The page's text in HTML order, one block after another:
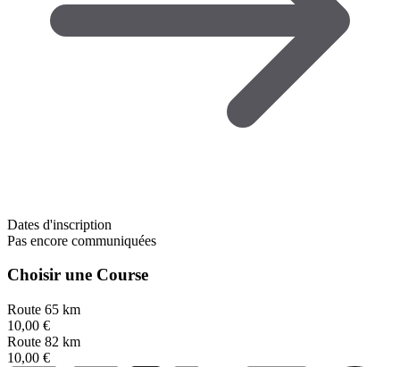
Dates d'inscription
Pas encore communiquées
Choisir une Course
Route 65 km
10,00 €
Route 82 km
10,00 €